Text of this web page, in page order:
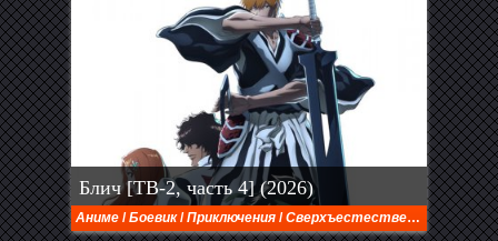
Блич [ТВ-2, часть 4] (2026)
Аниме /Боевик/Приключения /Сверхъестественное /Сёнэн/